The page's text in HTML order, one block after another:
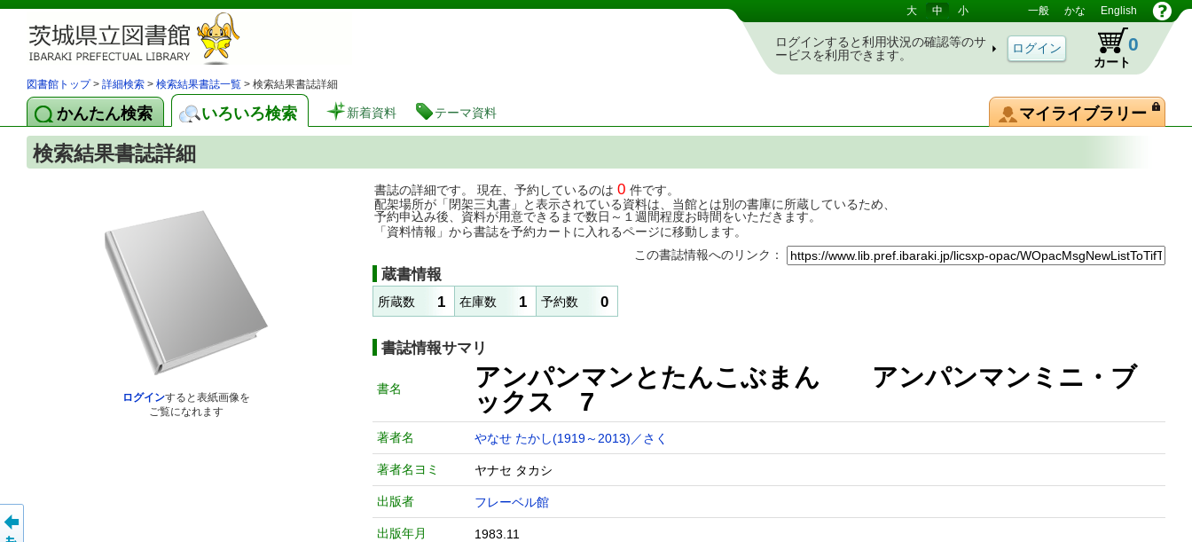
茨城県立図書館 蔵書検索・予約システム 大 中 小 一般 かな English
ログインすると利用状況の確認等のサ
ービスを利用できます。
カート
0
図書館トップ> 詳細検索 > 検索結果書誌一覧 > 検索結果書誌詳細
かんたん検索 いろいろ検索 新着資料 テーマ資料 マイライブラリー
検索結果書誌詳細
ログインすると表紙画像を
ご覧になれます
書誌の詳細です。 現在、予約しているのは 0 件です。
配架場所が「閉架三丸書」と表示されている資料は、当館とは別の書庫に所蔵しているため、
予約申込み後、資料が用意できるまで数日～１週間程度お時間をいただきます。
「資料情報」から書誌を予約カートに入れるページに移動します。
この書誌情報へのリンク：
蔵書情報
所蔵数 1 在庫数 1 予約数 0
書誌情報サマリ
書名
アンパンマンとたんこぶまん アンパンマンミニ・ブ
ックス 7
著者名 やなせ たかし(1919～2013)／さく
著者名ヨミ ヤナセ タカシ
出版者 フレーベル館
出版年月 1983.11